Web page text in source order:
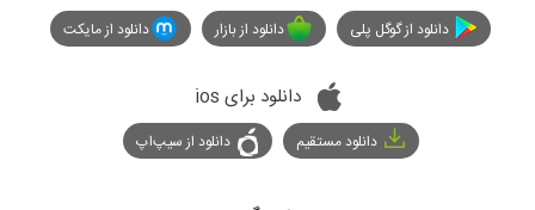
دانلود از گوگل پلی دانلود از بازار دانلود از مایکت
دانلود برای ios
دانلود مستقیم دانلود از سیپ‌اپ